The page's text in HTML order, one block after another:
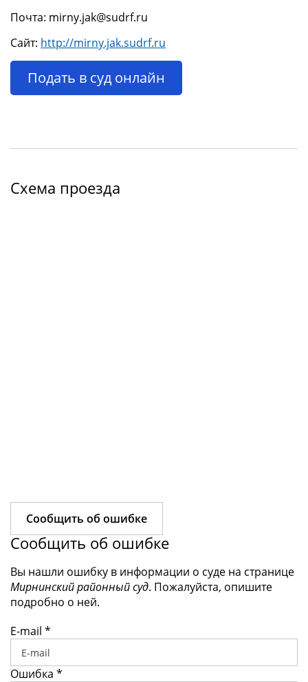
Почта: mirny.jak@sudrf.ru
Сайт: http://mirny.jak.sudrf.ru
Подать в суд онлайн
Схема проезда
Сообщить об ошибке
Сообщить об ошибке
Вы нашли ошибку в информации о суде на странице
Мирнинский районный суд. Пожалуйста, опишите
подробно о ней.
E-mail *
Ошибка *